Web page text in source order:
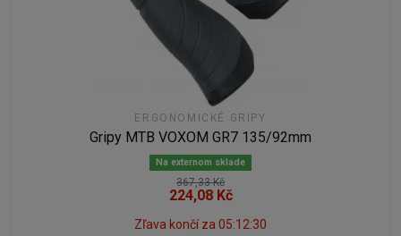
ERGONOMICKÉ GRIPY
Gripy MTB VOXOM GR7 135/92mm
Na externom sklade
367,33 Kč
224,08 Kč
Zľava končí za 05:12:29